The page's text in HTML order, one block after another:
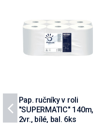
Pap. ručníky v roli
"SUPERMATIC" 140m,
2vr., bílé, bal. 6ks